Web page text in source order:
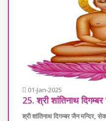
01-Jan-2025
25. श्री शांतिनाथ
श्री शांतिनाथ दिगम्बर जैन मन्दिर,